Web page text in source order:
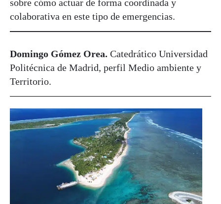
sobre cómo actuar de forma coordinada y
colaborativa en este tipo de emergencias.
Domingo Gómez Orea. Catedrático Universidad
Politécnica de Madrid, perfil Medio ambiente y
Territorio.